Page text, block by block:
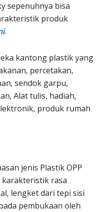
sepenuhnya bisa
produk
.
kantong plastik yang
percetakan,
sendok garpu,
Alat tulis, hadiah,
produk rumah
jenis Plastik OPP
rasa
lengket dari tepi sisi
pembukaan oleh